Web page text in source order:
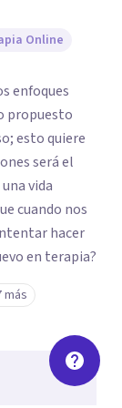
Online
enfoques
propuesto
esto quiere
será el
vida
cuando nos
hacer
en terapia?
más